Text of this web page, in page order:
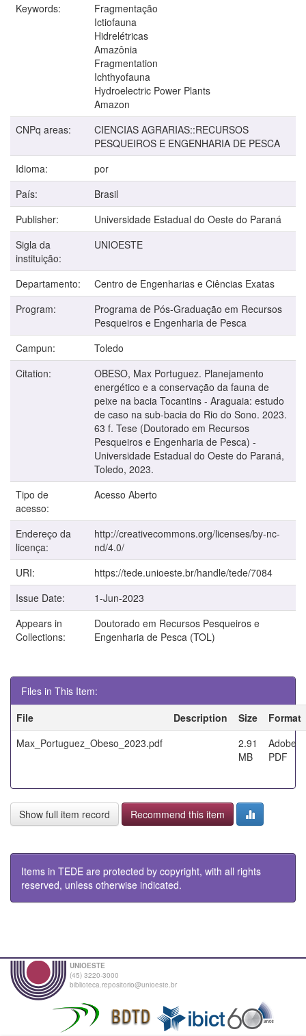
Keywords:
Fragmentação
Ictiofauna
Hidrelétricas
Amazônia
Fragmentation
Ichthyofauna
Hydroelectric Power Plants
Amazon
CNPq areas:
CIENCIAS AGRARIAS::RECURSOS
PESQUEIROS E ENGENHARIA DE PESCA
Idioma:
por
País:
Brasil
Publisher:
Universidade Estadual do Oeste do Paraná
Sigla da
instituição:
UNIOESTE
Departamento:
Centro de Engenharias e Ciências Exatas
Program:
Programa de Pós-Graduação em Recursos
Pesqueiros e Engenharia de Pesca
Campun:
Toledo
Citation:
OBESO, Max Portuguez. Planejamento
energético e a conservação da fauna de
peixe na bacia Tocantins - Araguaia: estudo
de caso na sub-bacia do Rio do Sono. 2023.
63 f. Tese (Doutorado em Recursos
Pesqueiros e Engenharia de Pesca) -
Universidade Estadual do Oeste do Paraná,
Toledo, 2023.
Tipo de
acesso:
Acesso Aberto
Endereço da
licença:
http://creativecommons.org/licenses/by-nc-
nd/4.0/
URI:
https://tede.unioeste.br/handle/tede/7084
Issue Date:
1-Jun-2023
Appears in
Collections:
Doutorado em Recursos Pesqueiros e
Engenharia de Pesca (TOL)
Files in This Item:
File
Description Size
Format
Max_Portuguez_Obeso_2023.pdf
2.91
MB
Adobe
PDF
Show full item record Recommend this item
Items in TEDE are protected by copyright, with all rights
reserved, unless otherwise indicated.
UNIOESTE
(45) 3220-3000
biblioteca.repositorio@unioeste.br